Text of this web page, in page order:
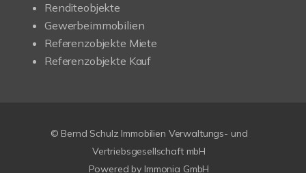
Renditeobjekte
Gewerbeimmobilien
Referenzobjekte Miete
Referenzobjekte Kauf
© Bernd Schulz Immobilien Verwaltungs- und
Vertriebsgesellschaft mbH
Powered by Immonia GmbH